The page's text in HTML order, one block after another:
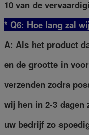
10 van de
* Q6: Hoe lang zal
A: Als het product
en de grootte in
verzenden zodra
wij hen in 2-3 dagen
uw bedrijf zo